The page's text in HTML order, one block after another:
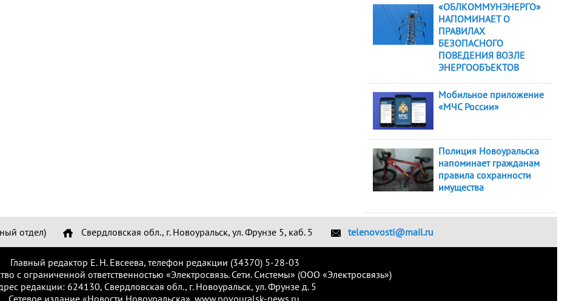
«ОБЛКОММУНЭНЕРГО»
НАПОМИНАЕТ О
ПРАВИЛАХ
БЕЗОПАСНОГО
ПОВЕДЕНИЯ ВОЗЛЕ
ЭНЕРГООБЪЕКТОВ
Мобильное приложение
«МЧС России»
Полиция Новоуральска
напоминает гражданам
правила сохранности
имущества
отдел) Свердловская обл., г. Новоуральск, ул. Фрунзе 5, каб. 5 telenovosti@mail.ru
Главный редактор Е. Н. Евсеева, телефон редакции (34370) 5-28-03
с ограниченной ответственностью «Электросвязь. Сети. Системы» (ООО «Электросвязь»)
редакции: 624130, Свердловская обл., г. Новоуральск, ул. Фрунзе д. 5